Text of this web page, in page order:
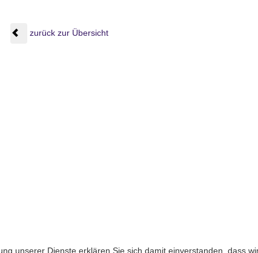
zurück zur Übersicht
unserer Dienste erklären Sie sich damit einverstanden, dass